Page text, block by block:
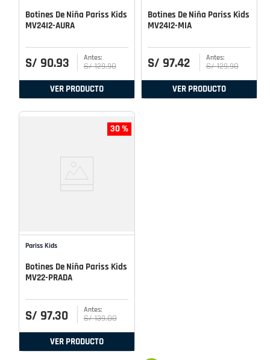
Botines De Niña Pariss Kids
MV24I2-AURA
S/ 90.93 S/ 129.90
VER PRODUCTO
Botines De Niña Pariss Kids
MV24I2-MIA
S/ 97.42 S/ 129.90
VER PRODUCTO
30 %
Pariss Kids
Botines De Niña Pariss Kids
MV22-PRADA
S/ 97.30 S/ 139.00
VER PRODUCTO